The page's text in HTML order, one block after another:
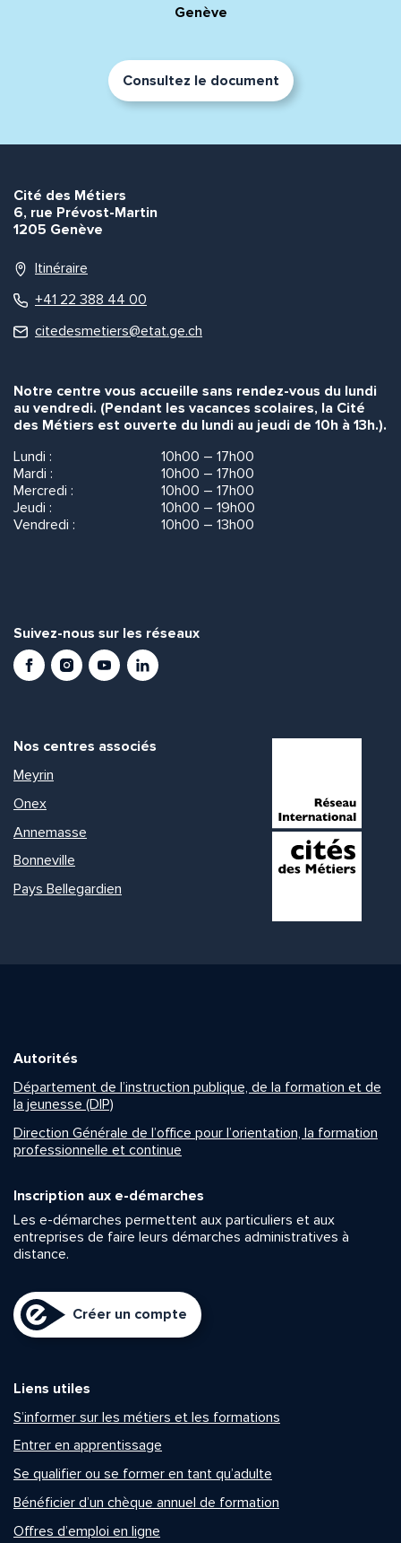
Genève
Consultez le document
Cité des Métiers
6, rue Prévost-Martin
1205 Genève
Itinéraire
+41 22 388 44 00
citedesmetiers@etat.ge.ch
Notre centre vous accueille sans rendez-vous du lundi
au vendredi. (Pendant les vacances scolaires, la Cité
des Métiers est ouverte du lundi au jeudi de 10h à 13h.).
Lundi :
10h00 – 17h00
Mardi :
10h00 – 17h00
Mercredi :
10h00 – 17h00
Jeudi :
10h00 – 19h00
Vendredi :
10h00 – 13h00
Suivez-nous sur les réseaux
FacebookInstagramYoutubeLinkedIn
Nos centres associés
Meyrin
Onex
Annemasse
Bonneville
Pays Bellegardien
Autorités
Département de l’instruction publique, de la formation et de
la jeunesse (DIP)
Direction Générale de l’office pour l’orientation, la formation
professionnelle et continue
Inscription aux e-démarches
Les e-démarches permettent aux particuliers et aux
entreprises de faire leurs démarches administratives à
distance.
Créer un compte
Liens utiles
S’informer sur les métiers et les formations
Entrer en apprentissage
Se qualifier ou se former en tant qu’adulte
Bénéficier d’un chèque annuel de formation
Offres d’emploi en ligne